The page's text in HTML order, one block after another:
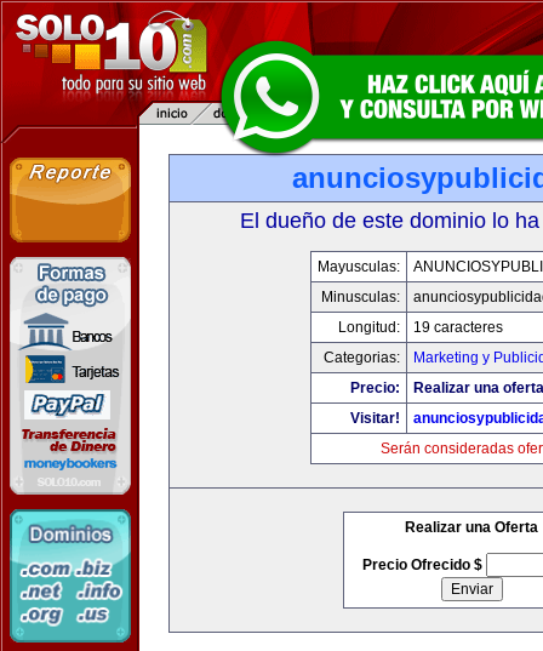
El dueño de este dominio lo
Mayusculas:
Minusculas:
Longitud:
19 caracteres
Categorias:
Marketing y
Precio:
Realizar una
Visitar!
Serán consideradas
Realizar una Oferta
Precio Ofrecido $